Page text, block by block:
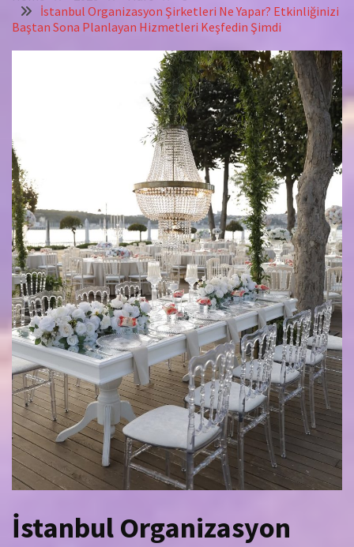
İstanbul Organizasyon Şirketleri Ne Yapar? Etkinliğinizi
Baştan Sona Planlayan Hizmetleri Keşfedin Şimdi
İstanbul Organizasyon